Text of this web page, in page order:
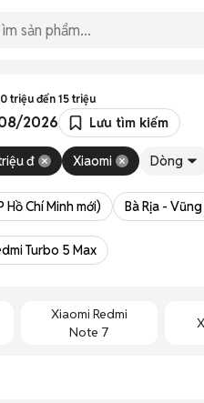
triệu đến 15 triệu
2026 Lưu tìm kiếm
đ Xiaomi Dòng
Hồ Chí Minh mới) Bà Rịa - Vũng
Turbo 5 Max
Xiaomi Redmi
Note 7